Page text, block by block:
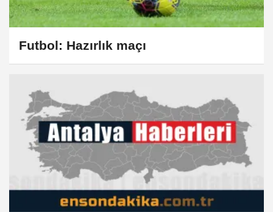
Futbol: Hazırlık maçı